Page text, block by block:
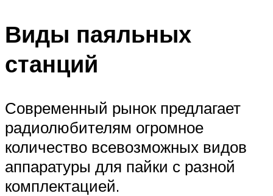
Виды паяльных
станций
Современный рынок предлагает
радиолюбителям огромное
количество всевозможных видов
аппаратуры для пайки с разной
комплектацией.